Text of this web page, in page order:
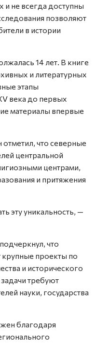
и не всегда доступны
позволяют
в истории
14 лет. В книге
и литературных
этапы
века до первых
материалы впервые
что северные
центральной
центрами,
и притяжения
эту уникальность, —
что
крупные проекты по
и исторического
требуют
науки, государства
благодаря